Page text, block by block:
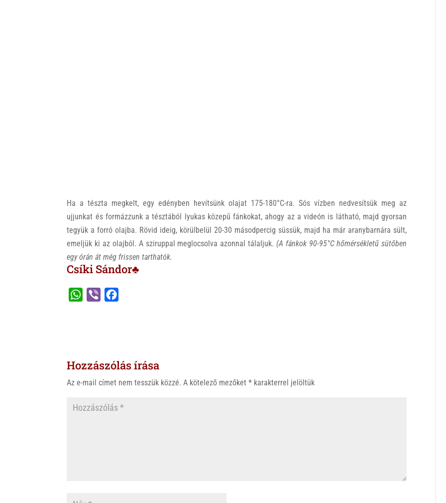
Ha a tészta megkelt, egy edényben hevítsünk olajat 175-180°C-ra. Sós vízben nedvesítsük meg az
ujjunkat és formázzunk a tésztából lyukas közepű fánkokat, ahogy az a videón is látható, majd gyorsan
tegyük a forró olajba. Rövid ideig, körülbelül 20-30 másodpercig süssük, majd ha már aranybarnára sült,
emeljük ki az olajból. A sziruppal meglocsolva azonnal tálaljuk. (A fánkok 90-95°C hőmérsékletű sütőben
egy órán át még frissen tarthatók.
Csíki Sándor♣
W
A
o
Hozzászólás írása
Az e-mail címet nem tesszük közzé. A kötelező mezőket* karakterrel jelöltük